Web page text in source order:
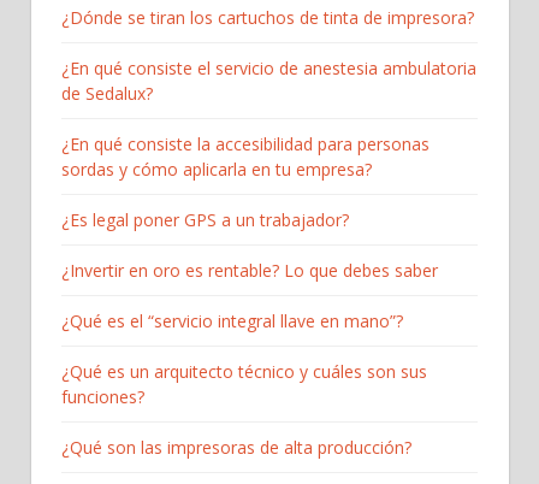
¿Dónde se tiran los cartuchos de tinta de impresora?
¿En qué consiste el servicio de anestesia ambulatoria
de Sedalux?
¿En qué consiste la accesibilidad para personas
sordas y cómo aplicarla en tu empresa?
¿Es legal poner GPS a un trabajador?
¿Invertir en oro es rentable? Lo que debes saber
¿Qué es el “servicio integral llave en mano”?
¿Qué es un arquitecto técnico y cuáles son sus
funciones?
¿Qué son las impresoras de alta producción?